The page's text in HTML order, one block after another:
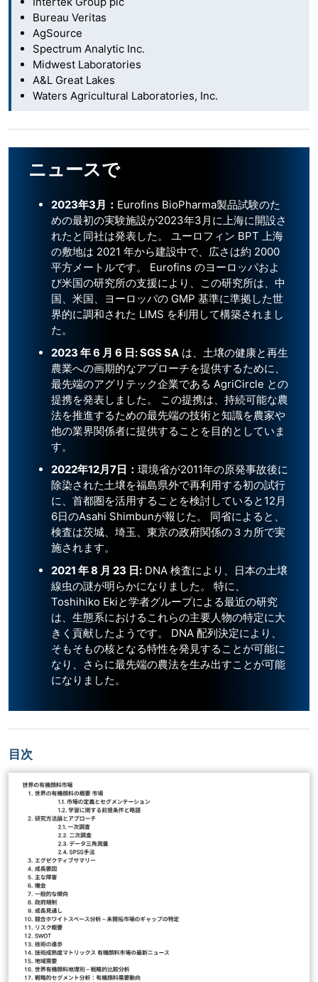
Bureau Veritas
AgSource
Spectrum Analytic Inc.
Midwest Laboratories
A&L Great Lakes
Waters Agricultural Laboratories, Inc.
ニュースで
2023年3月： Eurofins BioPharma製品試験のた
めの最初の実験施設が2023年3月に上海に開設さ
れたと同社は発表した。 ユーロフィン BPT 上海
の敷地は 2021 年から建設中で、広さは約 2000
平方メートルです。 Eurofins のヨーロッパおよ
び米国の研究所の支援により、この研究所は、中
国、米国、ヨーロッパの GMP 基準に準拠した世
界的に調和された LIMS を利用して構築されまし
た。
2023 年 6 月 6 日: SGS SA は、土壌の健康と再生
農業への画期的なアプローチを提供するために、
最先端のアグリテック企業である AgriCircle との
提携を発表しました。 この提携は、持続可能な農
法を推進するための最先端の技術と知識を農家や
他の業界関係者に提供することを目的としていま
す。
2022年12月7日： 環境省が2011年の原発事故後に
除染された土壌を福島県外で再利用する初の試行
に、首都圏を活用することを検討していると12月
6日のAsahi Shimbunが報じた。 同省によると、
検査は茨城、埼玉、東京の政府関係の３カ所で実
施されます。
2021 年 8 月 23 日: DNA 検査により、日本の土壌
線虫の謎が明らかになりました。 特に、
Toshihiko Ekiと学者グループによる最近の研究
は、生態系におけるこれらの主要人物の特定に大
きく貢献したようです。 DNA 配列決定により、
そもそもの核となる特性を発見することが可能に
なり、さらに最先端の農法を生み出すことが可能
になりました。
目次